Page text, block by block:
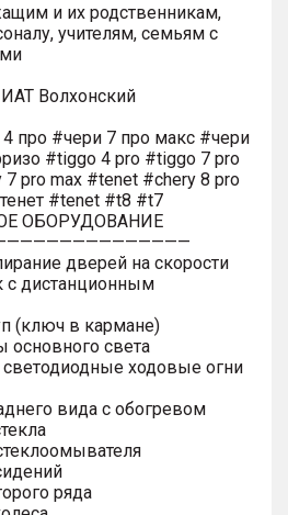
и их родственникам,
учителям, семьям с
Волхонский
про #чери 7 про макс #чери
#tiggo 4 pro #tiggo 7 pro
pro max #tenet #chery 8 pro
#tenet #t8 #t7
ОБОРУДОВАНИЕ
дверей на скорости
с дистанционным
(ключ в кармане)
света
ходовые огни
вида с обогревом
ряда